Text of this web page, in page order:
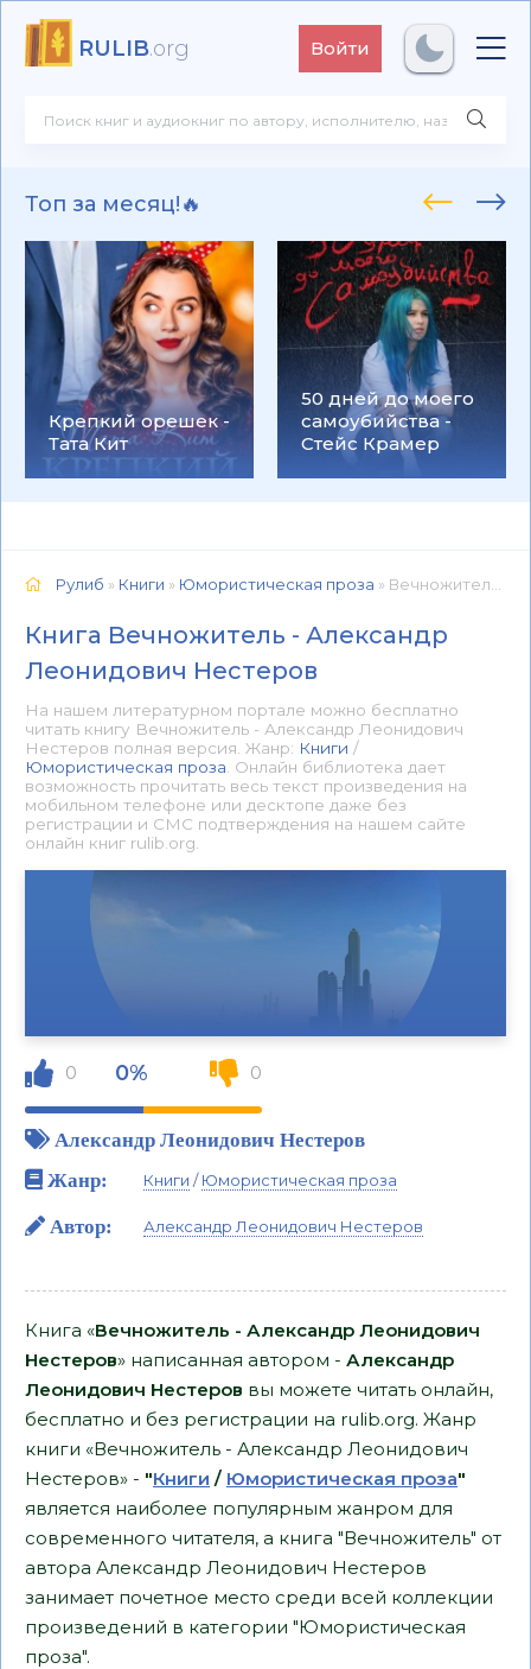
RULIB.org Войти
Топ за месяц!🔥
Крепкий орешек -
Тата Кит
50 дней до моего
самоубийства -
Стейс Крамер
Рулиб » Книги » Юмористическая проза » Вечножитель - Александр Леонидович Нестеров 📕 - Книга онлайн бесплатно
Книга Вечножитель - Александр
Леонидович Нестеров
На нашем литературном портале можно бесплатно
читать книгу Вечножитель - Александр Леонидович
Нестеров полная версия. Жанр: Книги /
Юмористическая проза . Онлайн библиотека дает
возможность прочитать весь текст произведения на
мобильном телефоне или десктопе даже без
регистрации и СМС подтверждения на нашем сайте
онлайн книг rulib.org.
0 0% 0
Александр Леонидович Нестеров
Жанр:
Книги /Юмористическая проза
Автор: Александр Леонидович Нестеров
Книга «Вечножитель - Александр Леонидович
Нестеров» написанная автором - Александр
Леонидович Нестеров вы можете читать онлайн,
бесплатно и без регистрации на rulib.org. Жанр
книги «Вечножитель - Александр Леонидович
Нестеров» - "Книги / Юмористическая проза"
является наиболее популярным жанром для
современного читателя, а книга "Вечножитель" от
автора Александр Леонидович Нестеров
занимает почетное место среди всей коллекции
произведений в категории "Юмористическая
проза".